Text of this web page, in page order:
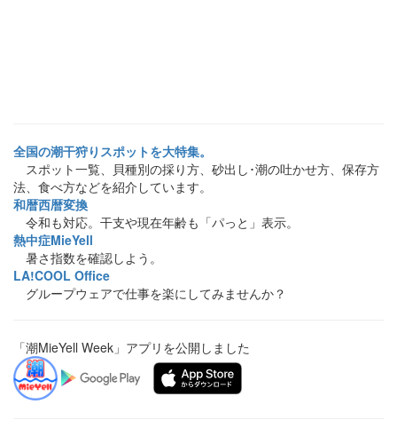
全国の潮干狩りスポットを大特集。
スポット一覧、貝種別の採り方、砂出し･潮の吐かせ方、保存方
法、食べ方などを紹介しています。
和暦西暦変換
令和も対応。干支や現在年齢も「パっと」表示。
熱中症MieYell
暑さ指数を確認しよう。
LA!COOL Office
グループウェアで仕事を楽にしてみませんか？
「潮MieYell Week」アプリを公開しました